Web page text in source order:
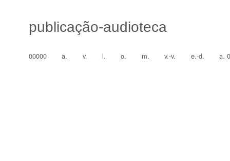
publicação-audioteca
00000 a. v. l. o. m. v.-v. e.-d. a.